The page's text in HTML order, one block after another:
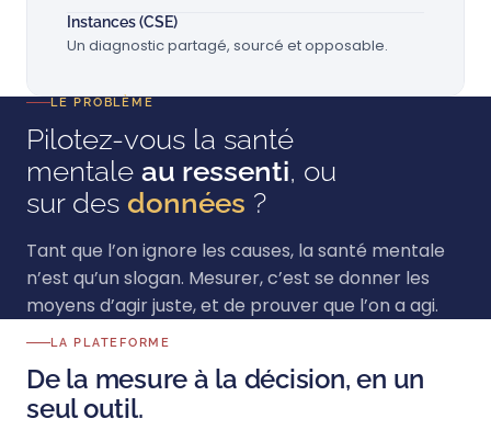
Instances (CSE)
Un diagnostic partagé, sourcé et opposable.
LE PROBLÈME
Pilotez-vous la santé
mentale au ressenti, ou
sur des données ?
Tant que l’on ignore les causes, la santé mentale
n’est qu’un slogan. Mesurer, c’est se donner les
moyens d’agir juste, et de prouver que l’on a agi.
LA PLATEFORME
De la mesure à la décision, en un
seul outil.